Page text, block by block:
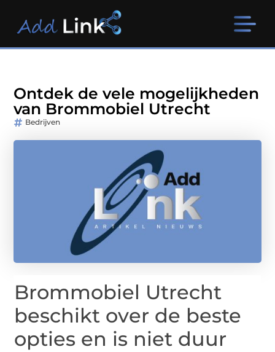
Ontdek de vele mogelijkheden
van Brommobiel Utrecht
Bedrijven
Brommobiel Utrecht
beschikt over de beste
opties en is niet duur